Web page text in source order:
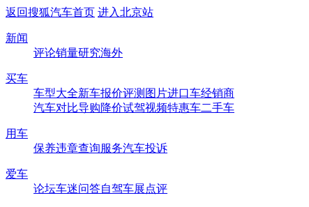
返回搜狐汽车首页 进入北京站
新闻
评论销量研究海外
买车
车型大全新车报价评测 图片进口车经销商
汽车对比导购降价试驾视频特惠车二手车
用车
保养违章查询服务汽车投诉
爱车
论坛车迷问答自驾车展点评